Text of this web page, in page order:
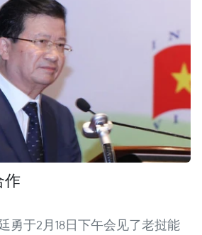
作
勇于2月18日下午会见了老挝能